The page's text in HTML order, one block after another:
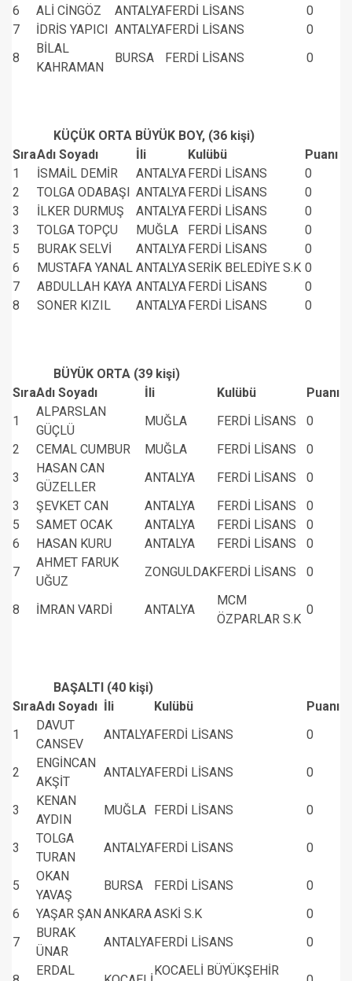
6
ALİ CİNGÖZ ANTALYAFERDİ LİSANS
0
7
İDRİS YAPICI ANTALYAFERDİ LİSANS
0
8
BİLAL
KAHRAMAN
BURSA FERDİ LİSANS 0
KÜÇÜK ORTA BÜYÜK BOY, (36 kişi)
SıraAdı Soyadı İli Kulübü
Puanı
1
İSMAİL DEMİR ANTALYAFERDİ LİSANS
0
2
TOLGA ODABAŞI ANTALYAFERDİ LİSANS
0
3
İLKER DURMUŞ ANTALYAFERDİ LİSANS
0
3
TOLGA TOPÇU MUĞLA FERDİ LİSANS
0
5
BURAK SELVİ ANTALYAFERDİ LİSANS
0
6
MUSTAFA YANAL ANTALYASERİK BELEDİYE S.K 0
7
ABDULLAH KAYA ANTALYAFERDİ LİSANS
0
8
SONER KIZIL ANTALYAFERDİ LİSANS 0
BÜYÜK ORTA (39 kişi)
SıraAdı Soyadı İli Kulübü
Puanı
1
ALPARSLAN
GÜÇLÜ
MUĞLA FERDİ LİSANS
0
2
CEMAL CUMBUR MUĞLA FERDİ LİSANS
0
3
HASAN CAN
GÜZELLER
ANTALYA FERDİ LİSANS
0
3
ŞEVKET CAN ANTALYA FERDİ LİSANS
0
5
SAMET OCAK ANTALYA FERDİ LİSANS
0
6
HASAN KURU ANTALYA FERDİ LİSANS
0
7
AHMET FARUK
UĞUZ
ZONGULDAKFERDİ LİSANS 0
8 İMRAN VARDİ ANTALYA
MCM
ÖZPARLAR S.K
0
BAŞALTI (40 kişi)
SıraAdı Soyadı İli Kulübü
Puanı
1
DAVUT
CANSEV
ANTALYAFERDİ LİSANS 0
2
ENGİNCAN
AKŞİT
ANTALYAFERDİ LİSANS 0
3
KENAN
AYDIN
MUĞLA FERDİ LİSANS 0
3
TOLGA
TURAN
ANTALYAFERDİ LİSANS 0
5
OKAN
YAVAŞ
BURSA FERDİ LİSANS
0
6
YAŞAR ŞAN ANKARAASKİ S.K
0
7
BURAK
ÜNAR
ANTALYAFERDİ LİSANS 0
ERDAL KOCAELİ BÜYÜKŞEHİR